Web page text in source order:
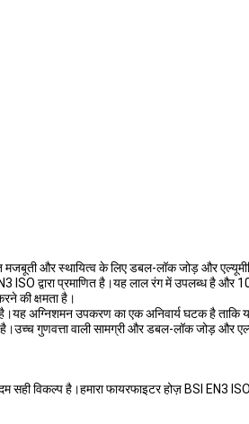
और स्थायित्व के लिए डबल-लॉक जोड़ और
द्वारा प्रमाणित है।यह लाल रंग में उपलब्ध है और
की क्षमता है।
अग्निशमन उपकरण का एक अनिवार्य घटक है ताकि
गुणवत्ता वाली सामग्री और डबल-लॉक जोड़ और
है।हमारा फायरफाइटर होज़ BSI EN3 ISO